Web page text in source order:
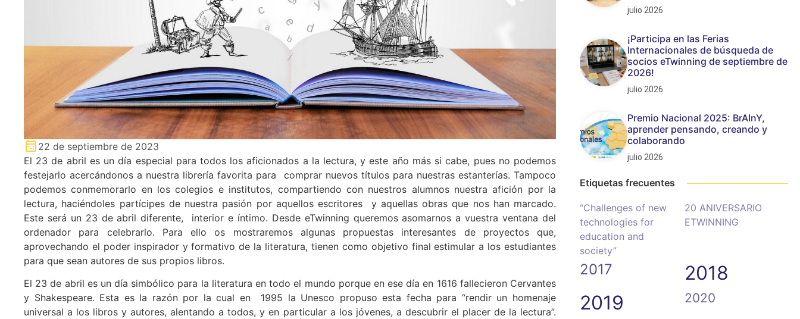
22 de septiembre de 2023
El 23 de abril es un día especial para todos los aficionados a la lectura, y este año más si cabe, pues no podemos
festejarlo acercándonos a nuestra librería favorita para comprar nuevos títulos para nuestras estanterías. Tampoco
podemos conmemorarlo en los colegios e institutos, compartiendo con nuestros alumnos nuestra afición por la
lectura, haciéndoles partícipes de nuestra pasión por aquellos escritores y aquellas obras que nos han marcado.
Este será un 23 de abril diferente, interior e íntimo. Desde eTwinning queremos asomarnos a vuestra ventana del
ordenador para celebrarlo. Para ello os mostraremos algunas propuestas interesantes de proyectos que,
aprovechando el poder inspirador y formativo de la literatura, tienen como objetivo final estimular a los estudiantes
para que sean autores de sus propios libros.
El 23 de abril es un día simbólico para la literatura en todo el mundo porque en ese día en 1616 fallecieron Cervantes
y Shakespeare. Esta es la razón por la cual en 1995 la Unesco propuso esta fecha para “rendir un homenaje
universal a los libros y autores, alentando a todos, y en particular a los jóvenes, a descubrir el placer de la lectura”.
julio 2026
¡Participa en las Ferias
Internacionales de búsqueda de
socios eTwinning de septiembre de
2026!
julio 2026
Premio Nacional 2025: BrAInY,
aprender pensando, creando y
colaborando
julio 2026
Etiquetas frecuentes
“Challenges of new
technologies for
education and
society”
20 ANIVERSARIO
ETWINNING
2017
2018
2019
2020